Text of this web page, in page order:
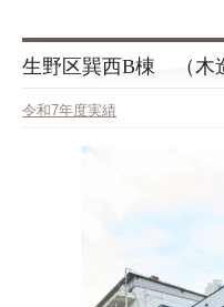
生野区巽西B棟 （木
令和7年度実績